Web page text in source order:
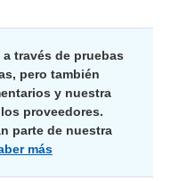
través de pruebas
pero también
y nuestra
proveedores.
parte de nuestra
más